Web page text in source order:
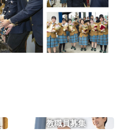
教職員募集